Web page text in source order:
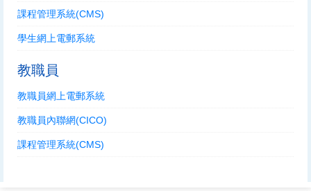
課程管理系統(CMS)
學生網上電郵系統
教職員
教職員網上電郵系統
教職員內聯網(CICO)
課程管理系統(CMS)